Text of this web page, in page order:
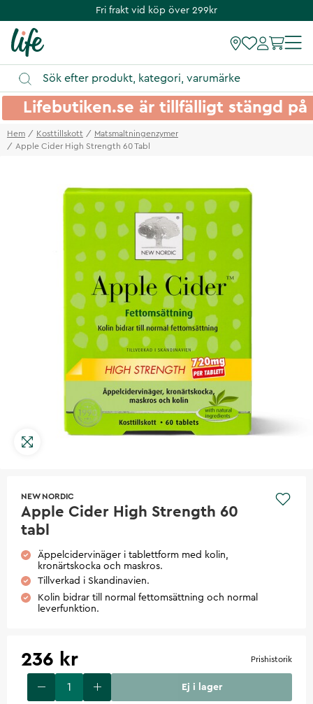
Fri frakt vid köp över 299kr
Lifebutiken.se är tillfälligt stängd
Hem Kosttillskott
Matsmaltningenzymer
Apple Cider High Strength 60 Tabl
NEW NORDIC
Apple Cider High Strength 60
tabl
Äppelcidervinäger i tablettform med kolin,
kronärtskocka och maskros.
Tillverkad i Skandinavien.
Kolin bidrar till normal fettomsättning och normal
leverfunktion.
236 kr Prishistorik
Ej i lager